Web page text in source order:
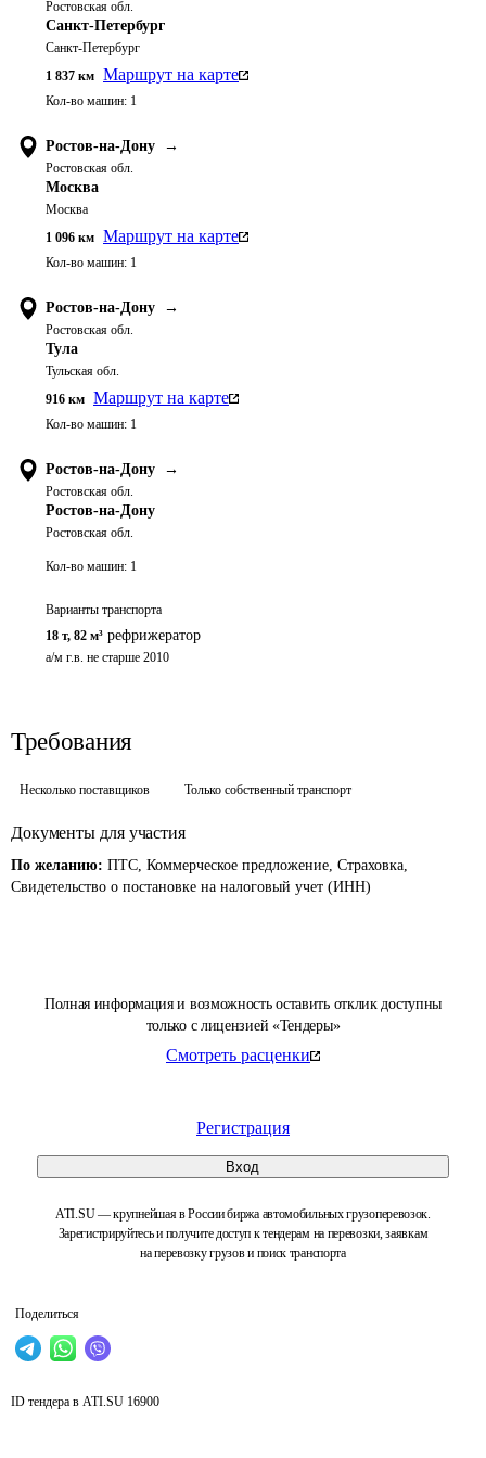
Полная информация и возможность оставить отклик доступны
только с лицензией «Тендеры»
Смотреть расценки
Регистрация
Вход
ATI.SU — крупнейшая в России биржа автомобильных грузоперевозок.
Зарегистрируйтесь и получите доступ к тендерам на перевозки, заявкам
на перевозку грузов и поиск транспорта
Поделиться
Ростовская обл.
Санкт-Петербург
Санкт-Петербург
1 837 км Маршрут на карте
Кол-во машин: 1
Ростов-на-Дону →
Ростовская обл.
Москва
Москва
1 096 км Маршрут на карте
Кол-во машин: 1
Ростов-на-Дону →
Ростовская обл.
Тула
Тульская обл.
916 км Маршрут на карте
Кол-во машин: 1
Ростов-на-Дону →
Ростовская обл.
Ростов-на-Дону
Ростовская обл.
Кол-во машин: 1
Варианты транспорта
18 т, 82 м³ рефрижератор
а/м г.в. не старше 2010
Требования
Несколько поставщиков Только собственный транспорт
Документы для участия
По желанию: ПТС, Коммерческое предложение, Страховка,
Свидетельство о постановке на налоговый учет (ИНН)
ID тендера в ATI.SU 16900